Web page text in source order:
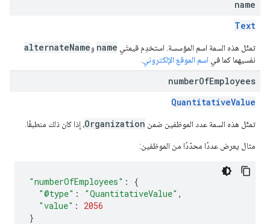
name
Text
تمثّل هذه السمة اسم المؤسسة. استخدِم قيمتَي name وalternateName
نفسيهما كما في اسم الموقع الإلكتروني
numberOfEmployees
QuantitativeValue
تمثّل هذه السمة عدد الموظفين ضمن Organization، إذا كان ذلك منطبقًا.
مثال يعرض عددًا محدّدًا من الموظفين:
"numberOfEmployees" :
{
"@type" : "QuantitativeValue" ,
"value" :
2056
}